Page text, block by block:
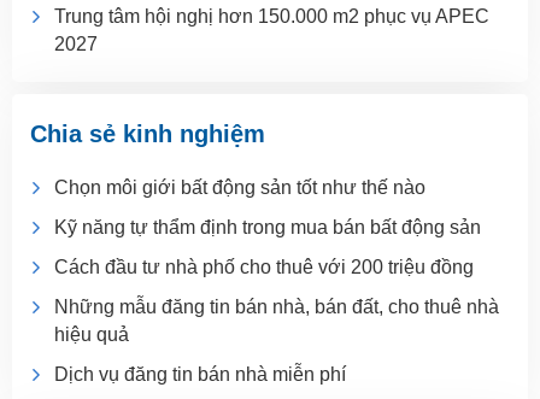
Trung tâm hội nghị hơn 150.000 m2 phục vụ APEC
2027
Chia sẻ kinh nghiệm
Chọn môi giới bất động sản tốt như thế nào
Kỹ năng tự thẩm định trong mua bán bất động sản
Cách đầu tư nhà phố cho thuê với 200 triệu đồng
Những mẫu đăng tin bán nhà, bán đất, cho thuê nhà
hiệu quả
Dịch vụ đăng tin bán nhà miễn phí